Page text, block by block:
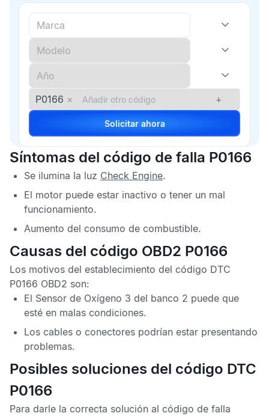
P0166 × +
Solicitar ahora
Síntomas del código de falla P0166
Se ilumina la luz Check Engine.
El motor puede estar inactivo o tener un mal
funcionamiento.
Aumento del consumo de combustible.
Causas del código OBD2 P0166
Los motivos del establecimiento del código DTC
P0166 OBD2 son:
El Sensor de Oxígeno 3 del banco 2 puede que
esté en malas condiciones.
Los cables o conectores podrían estar presentando
problemas.
Posibles soluciones del código DTC
P0166
Para darle la correcta solución al código de falla